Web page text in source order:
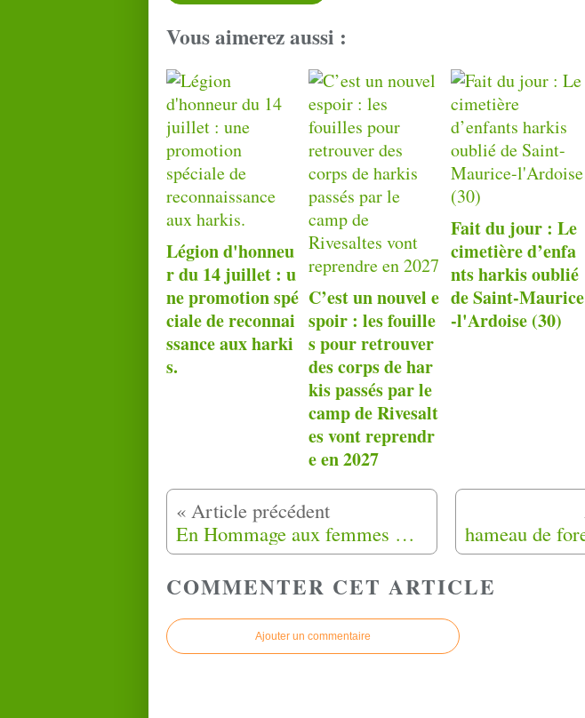
Vous aimerez aussi :
Légion d'honneu
r du 14 juillet : u
ne promotion spé
ciale de reconnai
ssance aux harki
s.
C’est un nouvel e
spoir : les fouille
s pour retrouver
des corps de har
kis passés par le
camp de Rivesalt
es vont reprendr
e en 2027
Fait du jour : Le
cimetière d’enfa
nts harkis oublié
de Saint-Maurice
-l'Ardoise (30)
En Hommage aux femmes Harkis et leurs filles en ce jour de la journée de la femme.
COMMENTER CET ARTICLE
Ajouter un commentaire